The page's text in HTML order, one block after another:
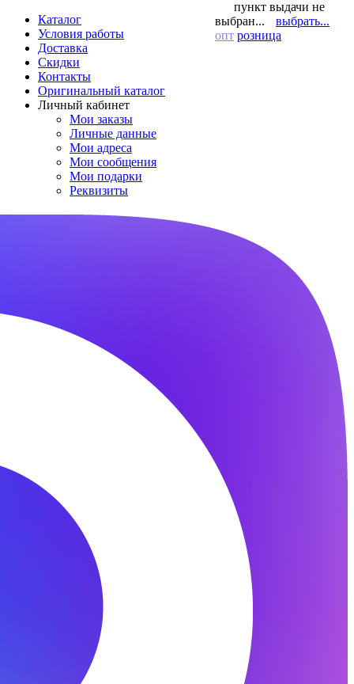
Каталог
Условия работы
Доставка
Скидки
Контакты
Оригинальный каталог
Личный кабинет
Мои заказы
Личные данные
Мои адреса
Мои сообщения
Мои подарки
Реквизиты
пункт выдачи не
выбран...
выбрать...
опт розница